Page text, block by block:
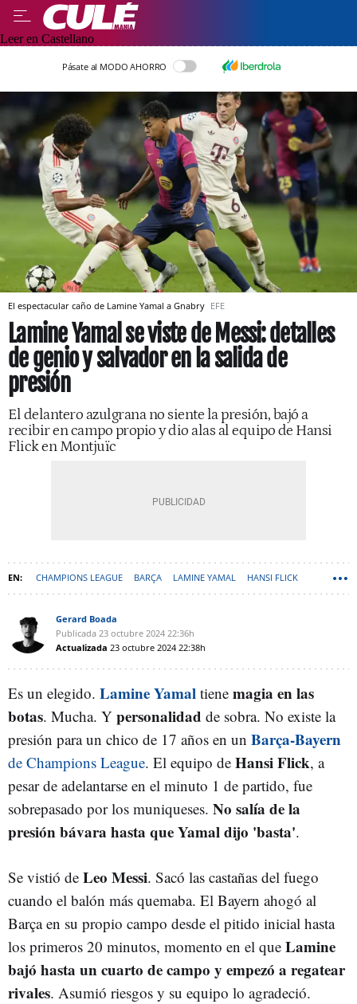
Leer en Castellano
Pásate al MODO AHORRO
El espectacular caño de Lamine Yamal a Gnabry EFE
Lamine Yamal se viste de Messi: detalles
de genio y salvador en la salida de
presión
El delantero azulgrana no siente la presión, bajó a
recibir en campo propio y dio alas al equipo de Hansi
Flick en Montjuïc
CHAMPIONS LEAGUE BARÇA LAMINE YAMAL HANSI FLICK
Gerard Boada
Publicada 23 octubre 2024 22:36h
Actualizada 23 octubre 2024 22:38h
Es un elegido. Lamine Yamal tiene magia en las
botas. Mucha. Y personalidad de sobra. No existe la
presión para un chico de 17 años en un Barça-Bayern
de Champions League. El equipo de Hansi Flick, a
pesar de adelantarse en el minuto 1 de partido, fue
sobrepasado por los muniqueses. No salía de la
presión bávara hasta que Yamal dijo 'basta'.
Se vistió de Leo Messi. Sacó las castañas del fuego
cuando el balón más quemaba. El Bayern ahogó al
Barça en su propio campo desde el pitido inicial hasta
los primeros 20 minutos, momento en el que Lamine
bajó hasta un cuarto de campo y empezó a regatear
rivales. Asumió riesgos y su equipo lo agradeció.